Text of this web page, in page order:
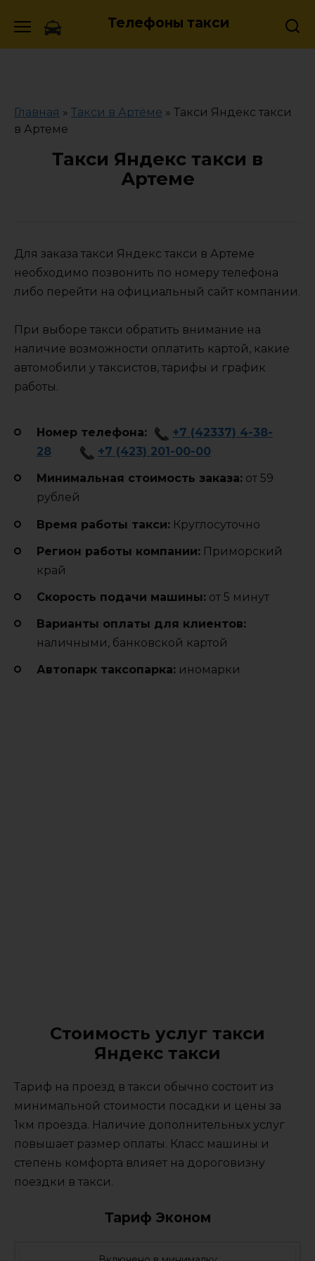
Телефоны такси
Главная » Такси в Артёме » Такси Яндекс такси
в Артеме
Такси Яндекс такси в
Артеме
Для заказа такси Яндекс такси в Артеме
необходимо позвонить по номеру телефона
либо перейти на официальный сайт компании.
При выборе такси обратить внимание на
наличие возможности оплатить картой, какие
автомобили у таксистов, тарифы и график
работы.
Номер телефона:
+7 (42337) 4-38-
28
+7 (423) 201-00-00
Минимальная стоимость заказа: от 59
рублей
Время работы такси: Круглосуточно
Регион работы компании: Приморский
край
Cкорость подачи машины: от 5 минут
Варианты оплаты для клиентов:
наличными, банковской картой
Автопарк таксопарка: иномарки
Стоимость услуг такси
Яндекс такси
Тариф на проезд в такси обычно состоит из
минимальной стоимости посадки и цены за
1км проезда. Наличие дополнительных услуг
повышает размер оплаты. Класс машины и
степень комфорта влияет на дороговизну
поездки в такси.
Тариф Эконом